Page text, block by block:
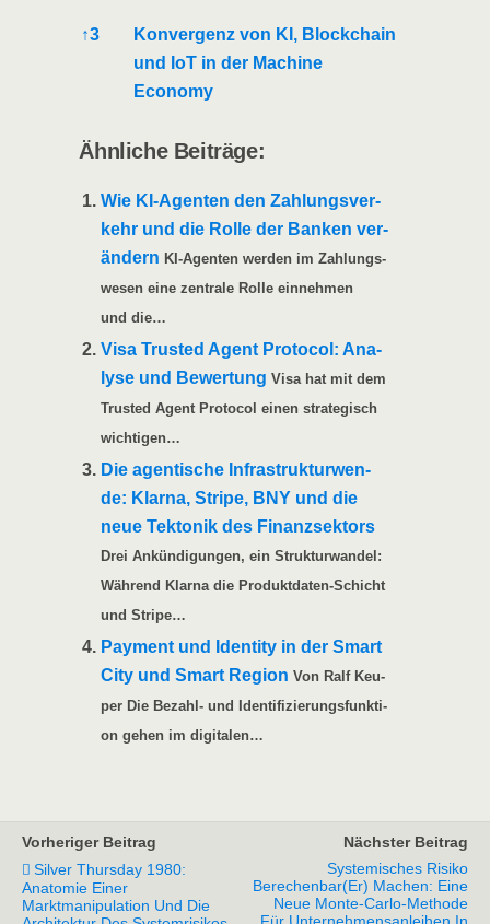
↑3
Kon­ver­genz von KI, Block­chain
und IoT in der Machi­ne
Economy
Ähn­li­che Beiträge:
Wie KI-Agen­­ten den Zah­lungs­ver­
kehr und die Rol­le der Ban­ken ver­
än­dern KI-Agen­­ten wer­den im Zah­lungs­
we­sen eine zen­tra­le Rol­le ein­neh­men
und die…
Visa Trus­ted Agent Pro­to­col: Ana­
ly­se und Bewer­tung Visa hat mit dem
Trus­ted Agent Pro­to­col einen stra­te­gisch
wichtigen…
Die agen­ti­sche Infra­struk­tur­wen­
de: Klar­na, Stri­pe, BNY und die
neue Tek­to­nik des Finanz­sek­tors
Drei Ankün­di­gun­gen, ein Struk­tur­wan­del:
Wäh­rend Klar­na die Pro­­duk­t­­da­­ten-Schicht
und Stripe…
Pay­ment und Iden­ti­ty in der Smart
City und Smart Regi­on Von Ralf Keu­
per Die Bezahl- und Iden­ti­fi­zie­rungs­funk­ti­
on gehen im digitalen…
Vorheriger Beitrag
Silver Thursday 1980:
Anatomie Einer
Marktmanipulation Und Die
Nächster Beitrag
Systemisches Risiko
Berechenbar(er) Machen: Eine
Neue Monte-Carlo-Methode